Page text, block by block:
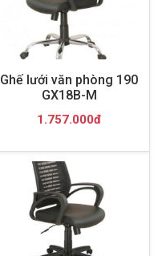
Ghế lưới văn phòng 190
GX18B-M
1.757.000đ